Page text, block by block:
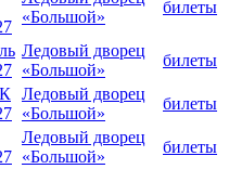
«Большой»
билеты
Ледовый дворец
«Большой»
билеты
Ледовый дворец
«Большой»
билеты
Ледовый дворец
«Большой»
билеты